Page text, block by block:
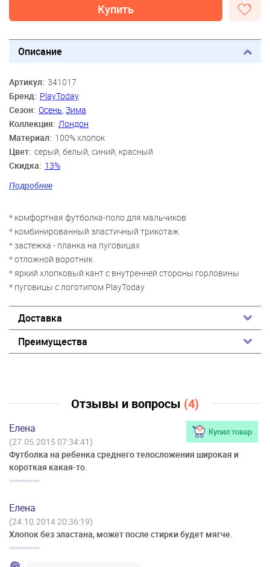
Купить
Описание
Артикул: 341017
Бренд: PlayToday
Сезон: Осень Зима
Коллекция: Лондон
Материал: 100% хлопок
Цвет: серый, белый, синий, красный
Скидка: 13%
Возраст: 3 года, 4 года, 5 лет, 6 лет, 7 лет, 8 лет
Подробнее
* комфортная футболка-поло для мальчиков
* комбинированный эластичный трикотаж
* застежка - планка на пуговицах
* отложной воротник
* яркий хлопковый кант с внутренней стороны горловины
* пуговицы с логотипом PlayToday
Доставка
Преимущества
Отзывы и вопросы (4)
Елена Купил товар
(27.05.2015 07:34:41)
Футболка на ребенка среднего телосложения широкая и
короткая какая-то.
Елена
(24.10.2014 20:36:19)
Хлопок без эластана, может после стирки будет мягче.